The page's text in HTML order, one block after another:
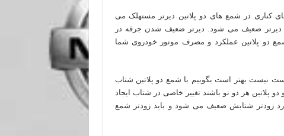
کناری در شمع های دو پلاتین دیرتر مستهلک می
دیرتر ضعیف می شود. دیرتر ضعیف شدن جرقه در
دو پلاتین عملکرد و مصرف موتور خودروی شما
نیست بهتر است بگوییم با شمع دو پلاتین شتاب
پلاتین هر دو نو باشند تغییر خاصی در شتاب ایجاد
زودتر شتابش ضعیف می شود و باید زودتر شمع